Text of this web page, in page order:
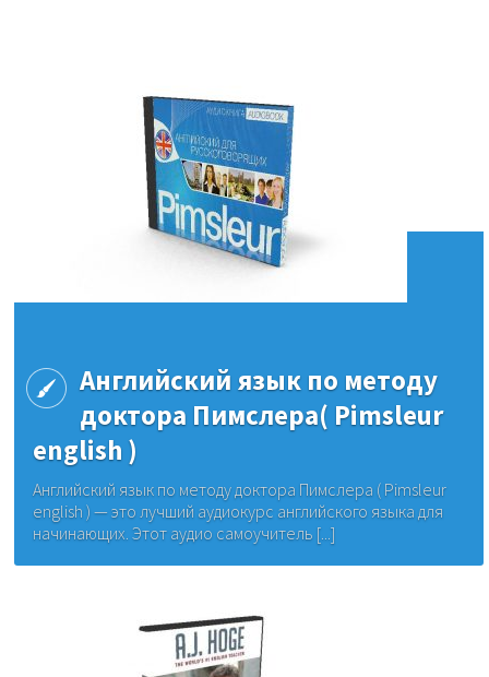
Английский язык по методу
доктора Пимслера( Pimsleur
english )
Английский язык по методу доктора Пимслера ( Pimsleur
english ) — это лучший аудиокурс английского языка для
начинающих. Этот аудио самоучитель [...]